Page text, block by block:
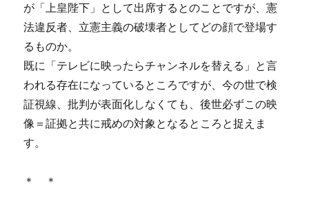
が「上皇陛下」として出席するとのことですが、憲
法違反者、立憲主義の破壊者としてどの顔で登場す
るものか。
既に「テレビに映ったらチャンネルを替える」と言
われる存在になっているところですが、今の世で検
証視線、批判が表面化しなくても、後世必ずこの映
像＝証拠と共に戒めの対象となるところと捉えま
す。
＊ ＊